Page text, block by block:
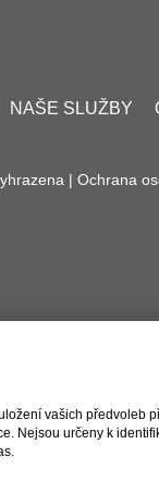
NAŠE SLUŽBY
| Ochrana
vašich předvoleb
Nejsou určeny k